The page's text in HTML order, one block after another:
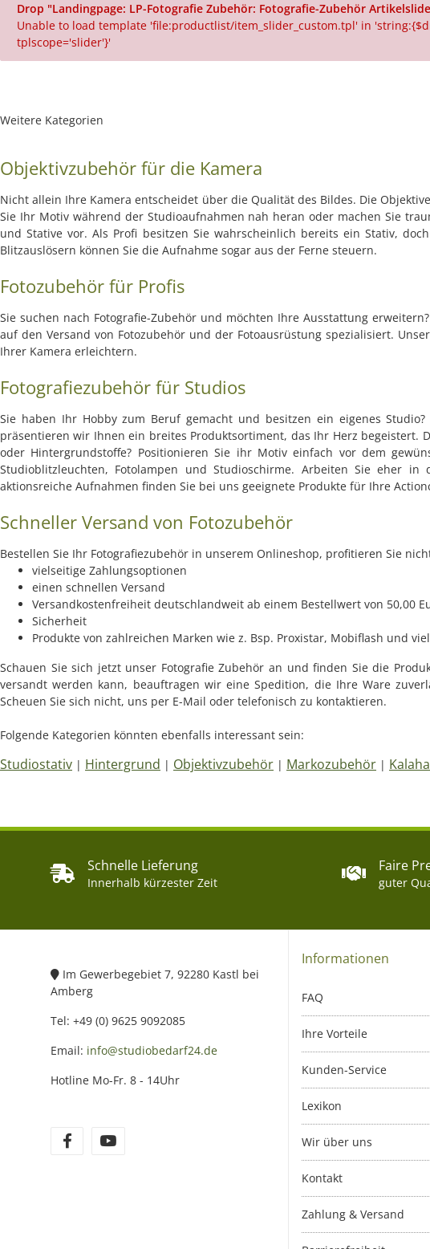
Drop "Landingpage: LP-Fotografie Zubehör: Fotografie-Zubehör
Unable to load template 'file:productlist/item_slider_custom.tpl' in
tplscope='slider'}'
Weitere Kategorien
Objektivzubehör für die Kamera
Nicht allein Ihre Kamera entscheidet über die Qualität des Bildes. Die
Sie Ihr Motiv während der Studioaufnahmen nah heran oder machen Sie
und Stative vor. Als Profi besitzen Sie wahrscheinlich bereits ein Stativ,
Blitzauslösern können Sie die Aufnahme sogar aus der Ferne steuern.
Fotozubehör für Profis
Sie suchen nach Fotografie-Zubehör und möchten Ihre Ausstattung
auf den Versand von Fotozubehör und der Fotoausrüstung spezialisiert.
Ihrer Kamera erleichtern.
Fotografiezubehör für Studios
Sie haben Ihr Hobby zum Beruf gemacht und besitzen ein eigenes
präsentieren wir Ihnen ein breites Produktsortiment, das Ihr Herz begeistert.
oder Hintergrundstoffe? Positionieren Sie ihr Motiv einfach vor dem
Studioblitzleuchten, Fotolampen und Studioschirme. Arbeiten Sie eher
aktionsreiche Aufnahmen finden Sie bei uns geeignete Produkte für Ihre
Schneller Versand von Fotozubehör
Bestellen Sie Ihr Fotografiezubehör in unserem Onlineshop, profitieren Sie
vielseitige Zahlungsoptionen
einen schnellen Versand
Versandkostenfreiheit deutschlandweit ab einem Bestellwert von 50,00
Sicherheit
Produkte von zahlreichen Marken wie z. Bsp. Proxistar, Mobiflash und
Schauen Sie sich jetzt unser Fotografie Zubehör an und finden Sie die
versandt werden kann, beauftragen wir eine Spedition, die Ihre Ware
Scheuen Sie sich nicht, uns per E-Mail oder telefonisch zu kontaktieren.
Folgende Kategorien könnten ebenfalls interessant sein:
Studiostativ | Hintergrund | Objektivzubehör | Markozubehör |
Schnelle Lieferung
Innerhalb kürzester Zeit
Faire
guter
Im Gewerbegebiet 7, 92280 Kastl bei
Amberg
Tel: +49 (0) 9625 9092085
Email: info@studiobedarf24.de
Hotline Mo-Fr. 8 - 14Uhr
Informationen
FAQ
Ihre Vorteile
Kunden-Service
Lexikon
Wir über uns
Kontakt
Zahlung & Versand